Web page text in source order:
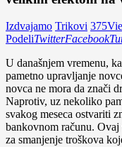
Izdvajamo Trikovi 375
PodeliTwitterFacebook
U današnjem vremenu,
pametno upravljanje
novca ne mora da znači
Naprotiv, uz nekoliko
svakog meseca ostvariti
bankovnom računu.
za smanjenje troškova